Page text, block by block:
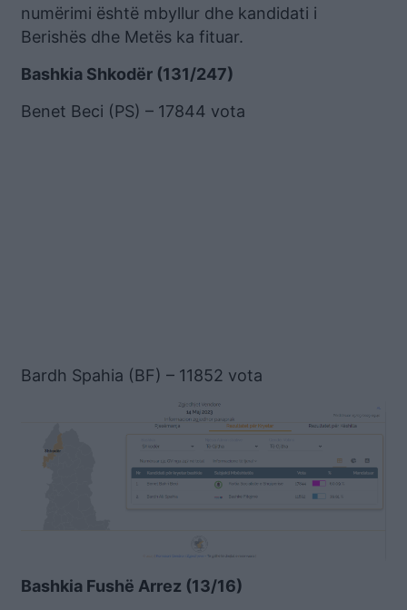
numërimi është mbyllur dhe kandidati i
Berishës dhe Metës ka fituar.
Bashkia Shkodër (131/247)
Benet Beci (PS) – 17844 vota
Bardh Spahia (BF) – 11852 vota
Bashkia Fushë Arrez (13/16)